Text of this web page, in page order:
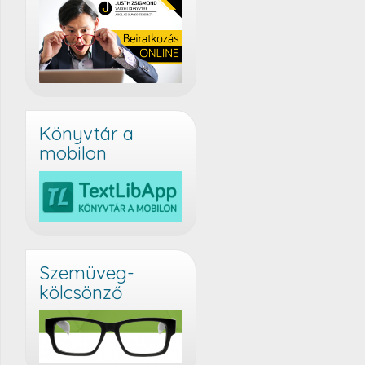
Könyvtár a
mobilon
Szemüveg-
kölcsönző